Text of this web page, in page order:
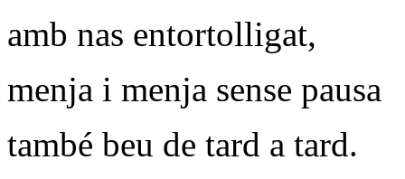
amb nas entortolligat,
menja i menja sense pausa
també beu de tard a tard.